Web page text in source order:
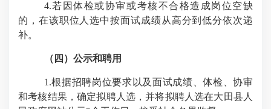
4.若因体检或协审或考核不合格造成岗位空缺
的，在该职位人选中按面试成绩从高分到低分依次递
补。
（四）公示和聘用
1.根据招聘岗位要求以及面试成绩、体检、协审
和考核结果，确定拟聘人选，并将拟聘人选在大田县人